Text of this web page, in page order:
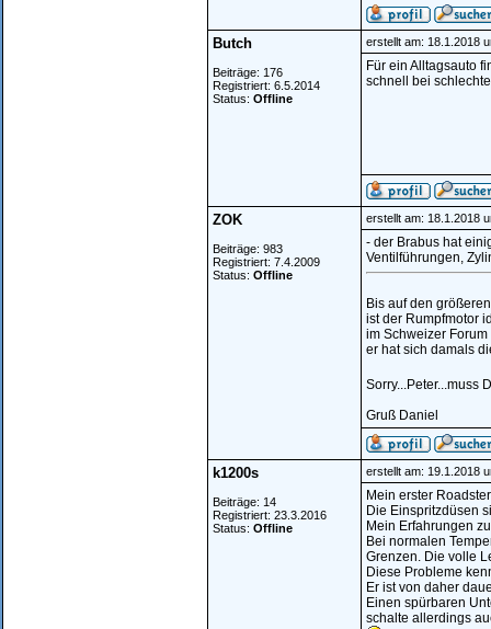
Butch
Beiträge: 176
Registriert: 6.5.2014
Status: Offline
erstellt am: 18.1.2018
Für ein Alltagsauto
schnell bei
ZOK
Beiträge: 983
Registriert: 7.4.2009
Status: Offline
erstellt am: 18.1.2018
- der Brabus hat
Ventilführungen,
Bis auf den
ist der Rumpfmotor
im Schweizer
er hat sich damals
Sorry...Peter...muss
Gruß Daniel
k1200s
Beiträge: 14
Registriert: 23.3.2016
Status: Offline
erstellt am: 19.1.2018
Mein erster
Die Einspritzdüsen
Mein Erfahrungen
Bei normalen
Grenzen. Die volle
Diese Probleme
Er ist von daher
Einen spürbaren
schalte allerdings